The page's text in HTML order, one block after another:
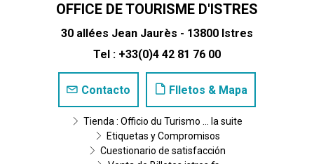
OFFICE DE TOURISME D'ISTRES
30 allées Jean Jaurès - 13800 Istres
Tel : +33(0)4 42 81 76 00
Contacto Flletos & Mapa
Tienda : Officio du Turismo ... la suite
Etiquetas y Compromisos
Cuestionario de satisfacción